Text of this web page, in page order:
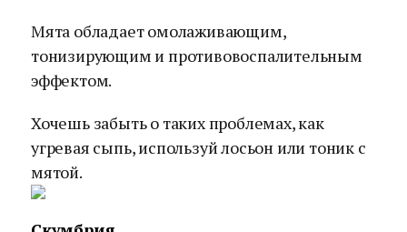
Мята обладает омолаживающим,
тонизирующим и противовоспалительным
эффектом.
Хочешь забыть о таких проблемах, как
угревая сыпь, используй лосьон или тоник с
мятой.